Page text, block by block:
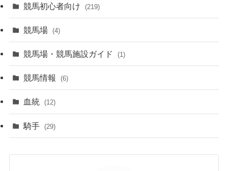
競馬初心者向け (219)
競馬場 (4)
競馬場・競馬施設ガイド (1)
競馬情報 (6)
血統 (12)
騎手 (29)